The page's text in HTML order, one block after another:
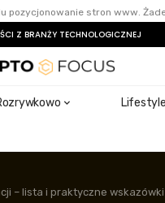
stron www.
Z BRANŻY TECHNOLOGICZNEJ
Lifestyle
– lista i praktyczne wskazówki